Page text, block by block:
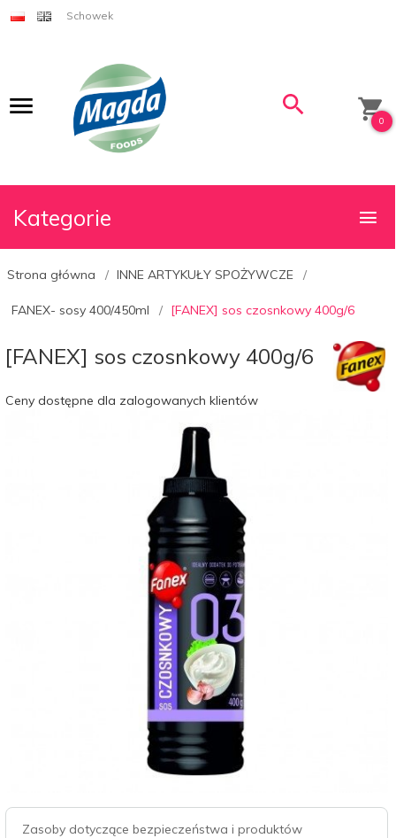
Schowek
0
Kategorie
Strona główna INNE ARTYKUŁY SPOŻYWCZE
FANEX- sosy 400/450ml [FANEX] sos czosnkowy 400g/6
[FANEX] sos czosnkowy 400g/6
Ceny dostępne dla zalogowanych klientów
Zasoby dotyczące bezpieczeństwa i produktów